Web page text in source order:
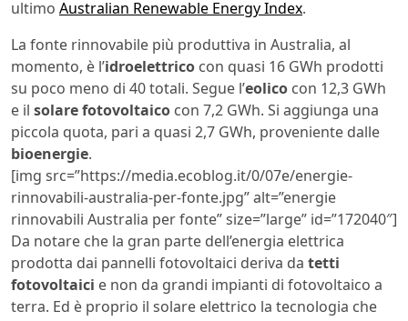
ultimo Australian Renewable Energy Index.
La fonte rinnovabile più produttiva in Australia, al
momento, è l’idroelettrico con quasi 16 GWh prodotti
su poco meno di 40 totali. Segue l’eolico con 12,3 GWh
e il solare fotovoltaico con 7,2 GWh. Si aggiunga una
piccola quota, pari a quasi 2,7 GWh, proveniente dalle
bioenergie.
[img src=”https://media.ecoblog.it/0/07e/energie-
rinnovabili-australia-per-fonte.jpg” alt=”energie
rinnovabili Australia per fonte” size=”large” id=”172040″]
Da notare che la gran parte dell’energia elettrica
prodotta dai pannelli fotovoltaici deriva da tetti
fotovoltaici e non da grandi impianti di fotovoltaico a
terra. Ed è proprio il solare elettrico la tecnologia che